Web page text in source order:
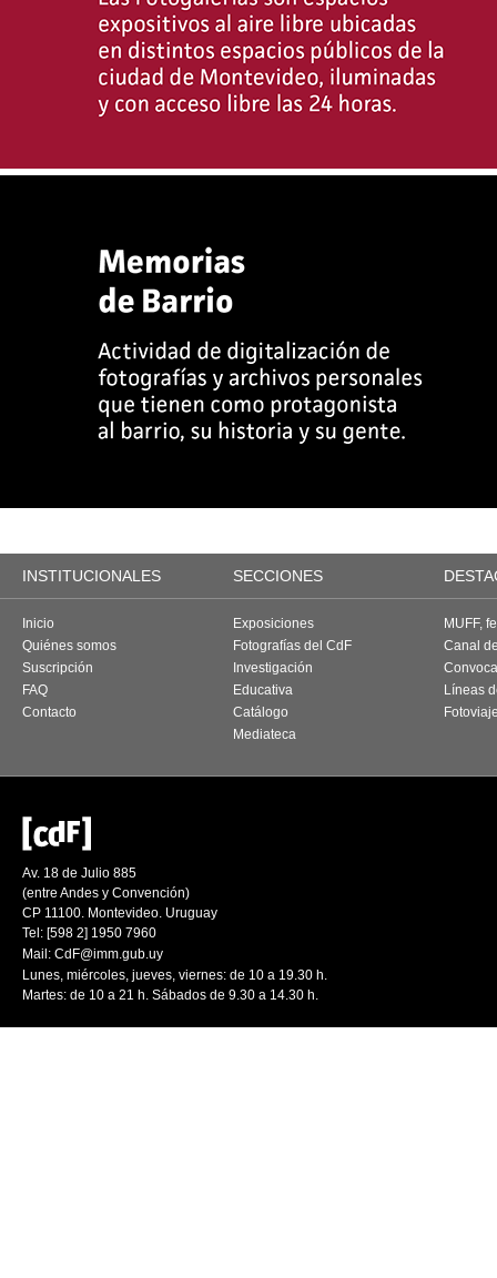
INSTITUCIONALES SECCIONES
Inicio
Quiénes somos
Suscripción
FAQ
Contacto
Exposiciones
Fotografías del CdF
Investigación
Educativa
Catálogo
Mediateca
MUFF,
Canal
Líneas
Av. 18 de Julio 885
(entre Andes y Convención)
CP 11100. Montevideo. Uruguay
Tel: [598 2] 1950 7960
Mail: CdF@imm.gub.uy
Lunes, miércoles, jueves, viernes: de 10 a 19.30 h.
Martes: de 10 a 21 h. Sábados de 9.30 a 14.30 h.